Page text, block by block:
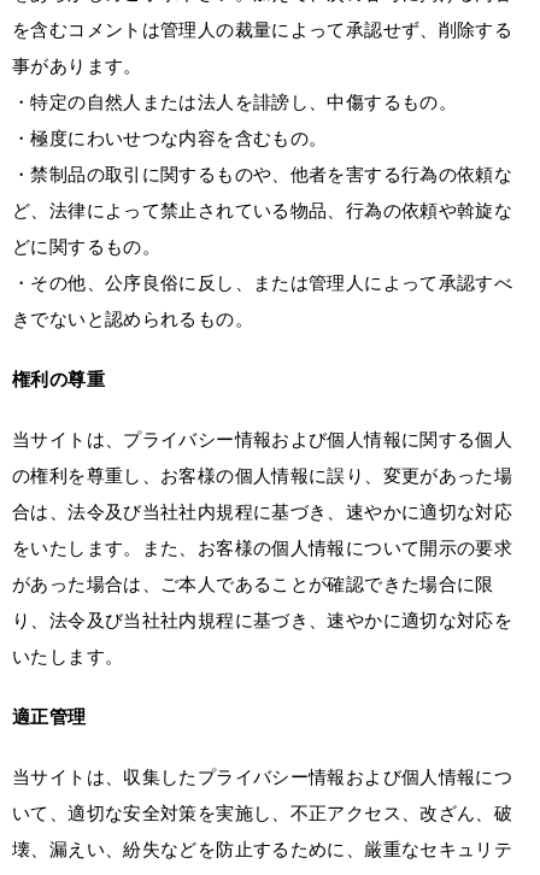
を含むコメントは管理人の裁量によって承認せず、削除する
事があります。
・特定の自然人または法人を誹謗し、中傷するもの。
・極度にわいせつな内容を含むもの。
・禁制品の取引に関するものや、他者を害する行為の依頼な
ど、法律によって禁止されている物品、行為の依頼や斡旋な
どに関するもの。
・その他、公序良俗に反し、または管理人によって承認すべ
きでないと認められるもの。
権利の尊重
当サイトは、プライバシー情報および個人情報に関する個人
の権利を尊重し、お客様の個人情報に誤り、変更があった場
合は、法令及び当社社内規程に基づき、速やかに適切な対応
をいたします。また、お客様の個人情報について開示の要求
があった場合は、ご本人であることが確認できた場合に限
り、法令及び当社社内規程に基づき、速やかに適切な対応を
いたします。
適正管理
当サイトは、収集したプライバシー情報および個人情報につ
いて、適切な安全対策を実施し、不正アクセス、改ざん、破
壊、漏えい、紛失などを防止するために、厳重なセキュリテ